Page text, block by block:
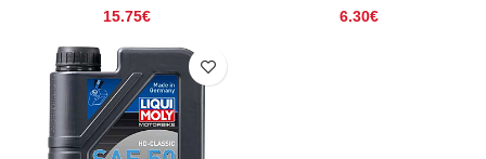
15.75€ 6.30€